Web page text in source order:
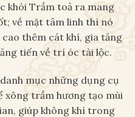
khói Trầm toả ra mang
về mặt tâm linh thì nó
thêm cát khí, gia tăng
tiến về trí óc tài lộc.
mục những dụng cụ
xông trầm hương tạo mùi
giúp không khí trong